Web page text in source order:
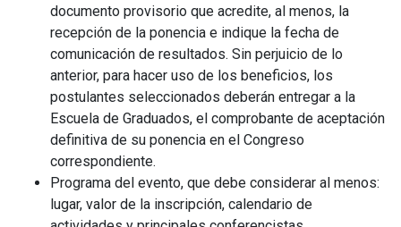
documento provisorio que acredite, al menos, la
recepción de la ponencia e indique la fecha de
comunicación de resultados. Sin perjuicio de lo
anterior, para hacer uso de los beneficios, los
postulantes seleccionados deberán entregar a la
Escuela de Graduados, el comprobante de aceptación
definitiva de su ponencia en el Congreso
correspondiente.
Programa del evento, que debe considerar al menos:
lugar, valor de la inscripción, calendario de